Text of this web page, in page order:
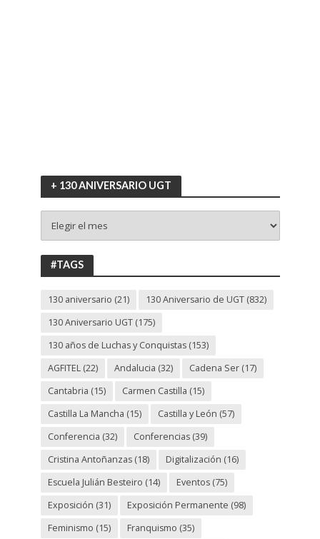
+ 130 ANIVERSARIO UGT
130
ANIVERSARIO
UGT
#TAGS
130 aniversario (21) 130 Aniversario de UGT(832)
130 Aniversario UGT(175)
130 años de Luchas y Conquistas(153)
AGFITEL(22) Andalucia (32) Cadena Ser(17)
Cantabria (15) Carmen Castilla (15)
Castilla La Mancha (15) Castilla y León (57)
Conferencia (32) Conferencias(39)
Cristina Antoñanzas(18) Digitalización (16)
Escuela Julián Besteiro (14) Eventos(75)
Exposición (31) Exposición Permanente (98)
Feminismo (15) Franquismo (35)